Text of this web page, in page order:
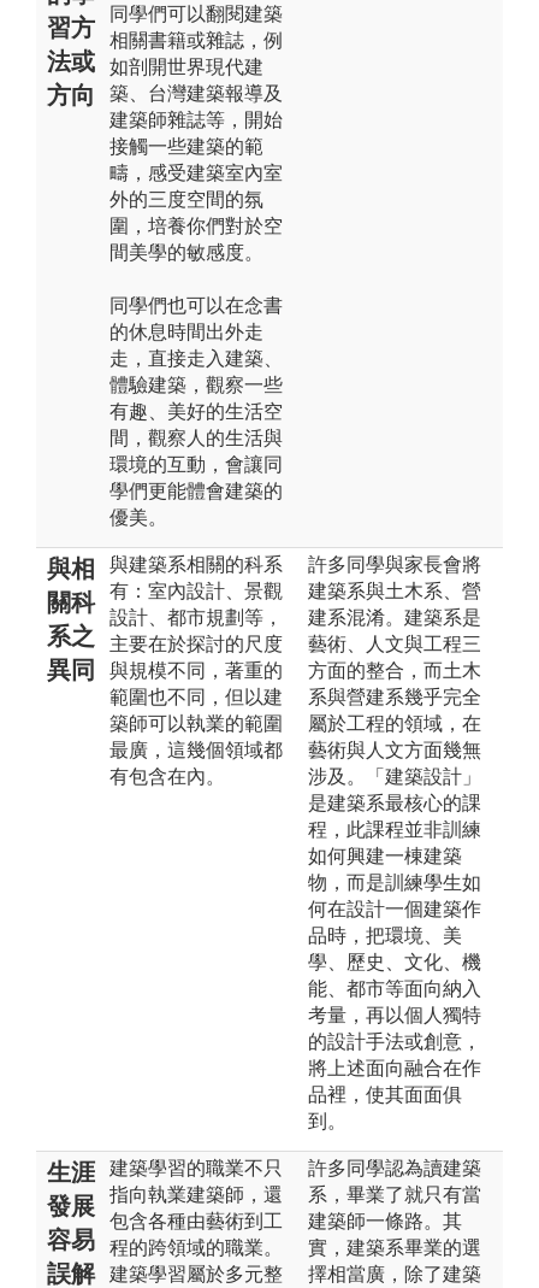
習方
法或
方向
同學們可以翻閱建築
相關書籍或雜誌，例
如剖開世界現代建
築、台灣建築報導及
建築師雜誌等，開始
接觸一些建築的範
疇，感受建築室內室
外的三度空間的氛
圍，培養你們對於空
間美學的敏感度。
同學們也可以在念書
的休息時間出外走
走，直接走入建築、
體驗建築，觀察一些
有趣、美好的生活空
間，觀察人的生活與
環境的互動，會讓同
學們更能體會建築的
優美。
與相
關科
系之
異同
與建築系相關的科系
有：室內設計、景觀
設計、都市規劃等，
主要在於探討的尺度
與規模不同，著重的
範圍也不同，但以建
築師可以執業的範圍
最廣，這幾個領域都
有包含在內。
許多同學與家長會將
建築系與土木系、營
建系混淆。建築系是
藝術、人文與工程三
方面的整合，而土木
系與營建系幾乎完全
屬於工程的領域，在
藝術與人文方面幾無
涉及。「建築設計」
是建築系最核心的課
程，此課程並非訓練
如何興建一棟建築
物，而是訓練學生如
何在設計一個建築作
品時，把環境、美
學、歷史、文化、機
能、都市等面向納入
考量，再以個人獨特
的設計手法或創意，
將上述面向融合在作
品裡，使其面面俱
到。
生涯
發展
容易
誤解
建築學習的職業不只
指向執業建築師，還
包含各種由藝術到工
程的跨領域的職業。
建築學習屬於多元整
許多同學認為讀建築
系，畢業了就只有當
建築師一條路。其
實，建築系畢業的選
擇相當廣，除了建築